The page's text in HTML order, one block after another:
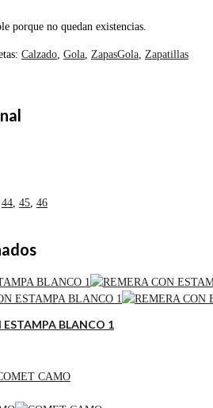
porque no quedan existencias.
Calzado, Gola, ZapasGola, Zapatillas
44, 45, 46
ESTAMPA BLANCO 1